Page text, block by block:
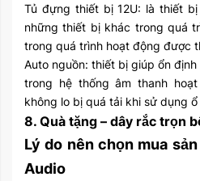
Tủ đựng thiết bị 12U: là thiết
những thiết bị khác trong quá
trong quá trình hoạt động được
Auto nguồn: thiết bị giúp ổn
trong hệ thống âm thanh
không lo bị quá tải khi sử dụng
8. Quà tặng – dây rắc trọn
Lý do nên chọn mua
Audio